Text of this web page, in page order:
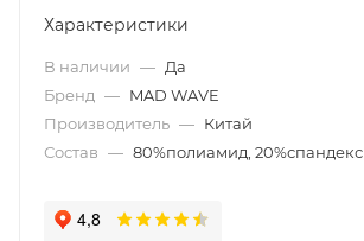
Характеристики
В наличии — Да
Бренд — MAD WAVE
Производитель — Китай
Состав — 80%полиамид, 20%спандекс